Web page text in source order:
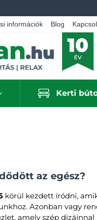
információk Blog
Kerti
az egész?
körül kezdett íródni,
Azonban vagy
amely szép